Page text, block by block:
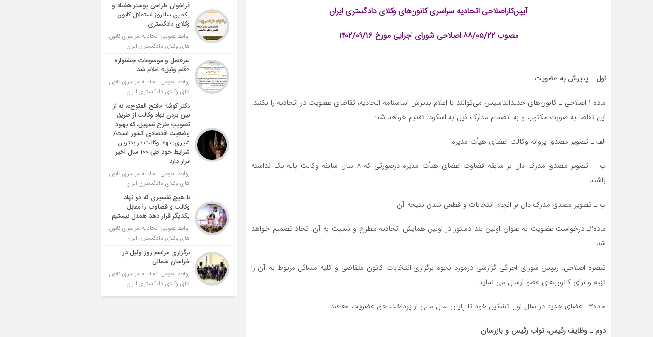
آیین‌کاراصلاحی اتحادیه سراسری کانون‌های وکلای دادگستری ایران
مصوب ۸۸/۰۵/۲۲ اصلاحی شورای اجرایی مورخ ۱۴۰۲/۰۹/۱۶
اولـ پذیرش به عضویت:
ماده ۱ اصلاحی ـ کانون‌های جدیدالتاسیس می‌توانند با اعلام پذیرش اساسنامه اتحادیه، تقاضای عضویت در اتحادیه را بکنند.
این تقاضا به صورت مکتوب و به انضمام مدارک ذیل به اسکودا تقدیم خواهد شد:
الف ـ تصویر مصدق پروانه وکالت اعضای هیأت مدیره
ب – تصویر مصدق مدرک دال بر سابقه قضاوت اعضای هیأت مدیره درصورتی که ۸ سال سابقه وکالت پایه یک نداشته
باشند
پ ـ تصویر مصدق مدرک دال بر انجام انتخابات و قطعی شدن نتیجه آن
ماده۲ـ درخواست عضویت به عنوان اولین بند دستور در اولین همایش اتحادیه مطرح و نسبت به آن اتخاذ تصمیم خواهد
شد.
تبصره اصلاحی: رییس شورای اجرائی گزارشی درمورد نحوه برگزاری انتخابات کانون متقاضی و کلیه مسائل مربوط به آن را
تهیه و برای کانون‌های عضو ارسال می نماید.
ماده۳ـ اعضای جدید در سال اول تشکیل خود تا پایان سال مالی از پرداخت حق عضویت معافند.
دوم ـ وظایف رئیس، نواب رئیس و بازرسان
فراخوان طراحی پوستر هفتاد و
یکمین سالروز استقلال کانون
وکلای دادگستری
روابط عمومی اتحادیه سراسری کانون
های وکلای دادگستری ایران
سرفصل و موضوعات جشنواره
«قلم وکیل» اعلام شد
روابط عمومی اتحادیه سراسری کانون
های وکلای دادگستری ایران
دکتر کوشا: «فتح الفتوح»، نه از
بین بردن نهاد وکالت از طریق
تصویب طرح تسهیل، که بهبود
وضعیت اقتصادی کشور است/
شیری: نهاد وکالت در بدترین
شرایط خود طی ۱۰۰ سال اخیر
قرار دارد
روابط عمومی اتحادیه سراسری کانون
های وکلای دادگستری ایران
با هیچ تفسیری که دو نهاد
وکالت و قضاوت را مقابل
یکدیگر قرار دهد همدل نیستیم
روابط عمومی اتحادیه سراسری کانون
های وکلای دادگستری ایران
برگزاری مراسم روز وکیل در
خراسان شمالی
روابط عمومی اتحادیه سراسری کانون
های وکلای دادگستری ایران